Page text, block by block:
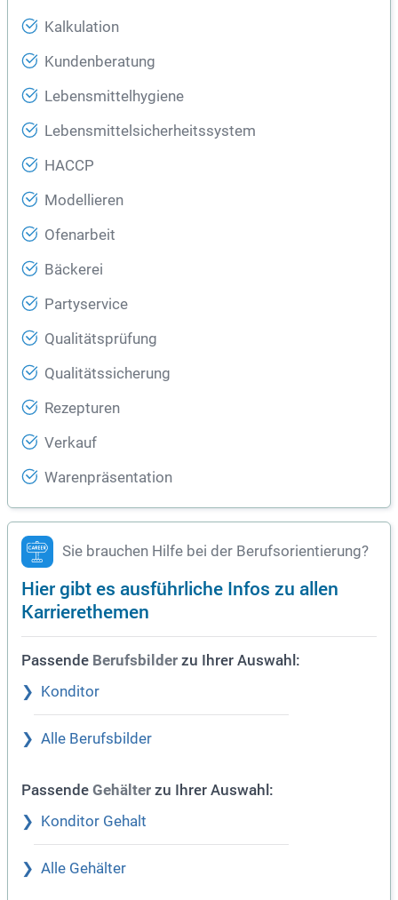
Kalkulation
Kundenberatung
Lebensmittelhygiene
Lebensmittelsicherheitssystem
HACCP
Modellieren
Ofenarbeit
Bäckerei
Partyservice
Qualitätsprüfung
Qualitätssicherung
Rezepturen
Verkauf
Warenpräsentation
Sie brauchen Hilfe bei der Berufsorientierung?
Hier gibt es ausführliche Infos zu allen
Karrierethemen
Passende Berufsbilder zu Ihrer Auswahl:
Konditor
Alle Berufsbilder
Passende Gehälter zu Ihrer Auswahl:
Konditor Gehalt
Alle Gehälter